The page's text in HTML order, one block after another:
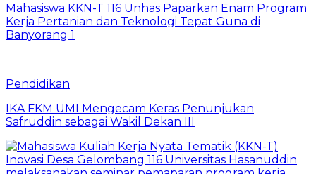
Mahasiswa KKN-T 116 Unhas Paparkan Enam Program
Kerja Pertanian dan Teknologi Tepat Guna di
Banyorang 1
Pendidikan
IKA FKM UMI Mengecam Keras Penunjukan
Safruddin sebagai Wakil Dekan III